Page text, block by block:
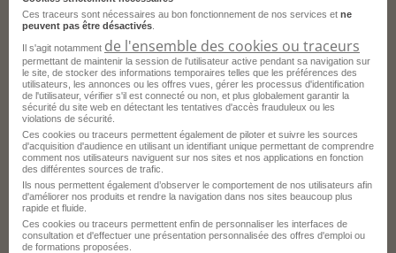
Conducteur d'Installation H/F
Valenciennes - 59
Intérim
PROMAN
Publié le 3 août 2026
Je postule
Ces traceurs sont nécessaires au bon fonctionnement de nos services et ne
peuvent pas être désactivés
Il s'agit notamment de l'ensemble des cookies ou traceurs
permettant de maintenir la session de l'utilisateur active pendant sa navigation sur
le site, de stocker des informations temporaires telles que les préférences des
utilisateurs, les annonces ou les offres vues, gérer les processus d'identification
de l'utilisateur, vérifier s'il est connecté ou non, et plus globalement garantir la
sécurité du site web en détectant les tentatives d'accès frauduleux ou les
violations de sécurité.
Ces cookies ou traceurs permettent également de piloter et suivre les sources
d'acquisition d'audience en utilisant un identifiant unique permettant de comprendre
comment nos utilisateurs naviguent sur nos sites et nos applications en fonction
des différentes sources de trafic.
Ils nous permettent également d’observer le comportement de nos utilisateurs afin
d'améliorer nos produits et rendre la navigation dans nos sites beaucoup plus
rapide et fluide.
Ces cookies ou traceurs permettent enfin de personnaliser les interfaces de
consultation et d'effectuer une présentation personnalisée des offres d'emploi ou
de formations proposées.